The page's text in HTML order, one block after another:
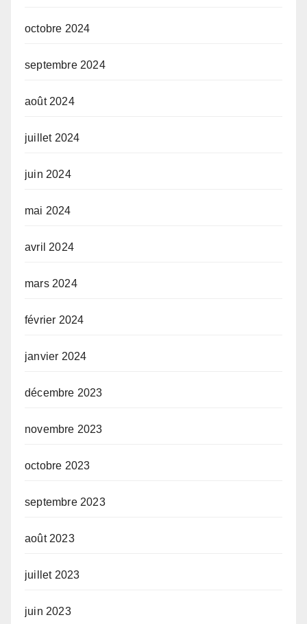
octobre 2024
septembre 2024
août 2024
juillet 2024
juin 2024
mai 2024
avril 2024
mars 2024
février 2024
janvier 2024
décembre 2023
novembre 2023
octobre 2023
septembre 2023
août 2023
juillet 2023
juin 2023